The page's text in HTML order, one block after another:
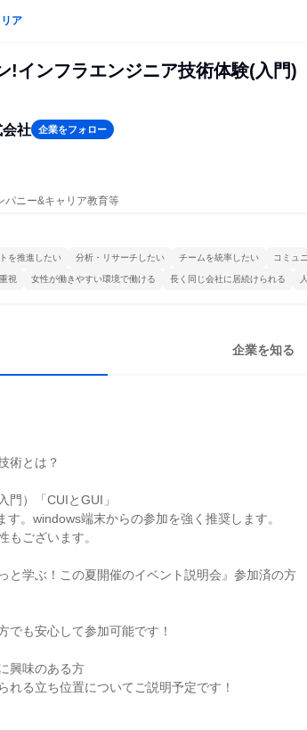
ア
!インフラエンジニア技術体験(入門)
会社 企業をフォロー
パニー&キャリア教育等
を推進したい 分析・リサーチしたい チームを統率したい コミュ
視 女性が働きやすい環境で働ける 長く同じ会社に居続けられる
企業を知る
術とは？
門）「CUIとGUI」
。windows端末からの参加を強く推奨します。
ございます。
と学ぶ！この夏開催のイベント説明会』参加済の方
も安心して参加可能です！
興味のある方
る立ち位置についてご説明予定です！